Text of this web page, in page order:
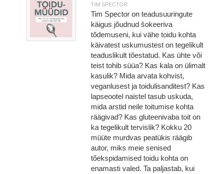
TIM SPECTOR
Tim Spector on teadusuuringute
käigus jõudnud šokeeriva
tõdemuseni, kui vähe toidu kohta
käivatest uskumustest on tegelikult
teaduslikult tõestatud. Kas ühte või
teist tohib süüa? Kas kala on ülimalt
kasulik? Mida arvata kohvist,
veganlusest ja toidulisanditest? Kas
lapseootel naistel tasub uskuda,
mida arstid neile toitumise kohta
räägivad? Kas gluteenivaba toit on
ka tegelikult tervislik? Kokku 20
müüte murdvas peatükis räägib
autor, miks meie senised
tõekspidamised toidu kohta on
enamasti valed. Ta paljastab, kui